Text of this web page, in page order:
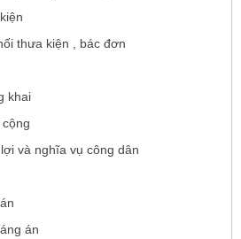
thưa kiện , bác đơn
khai
và nghĩa vụ công dân
án